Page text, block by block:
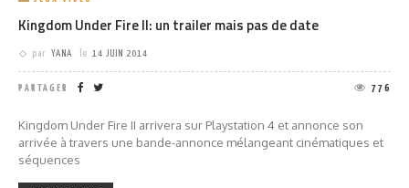
Kingdom Under Fire II: un trailer mais pas de date
par YANA le 14 JUIN 2014
PARTAGER 776
Kingdom Under Fire II arrivera sur Playstation 4 et annonce son
arrivée à travers une bande-annonce mélangeant cinématiques et
séquences